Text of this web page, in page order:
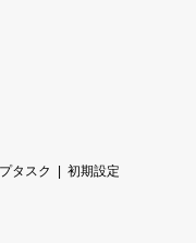
タスク
初期設定